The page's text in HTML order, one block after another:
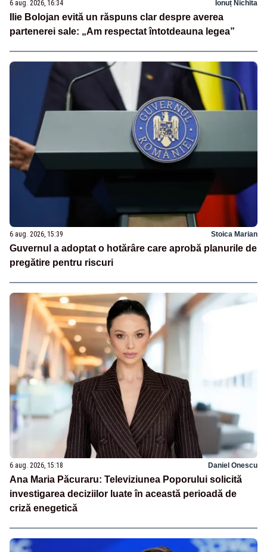
6 aug. 2026, 16:34 Ionuț Nichita
Ilie Bolojan evită un răspuns clar despre averea
partenerei sale: „Am respectat întotdeauna legea”
6 aug. 2026, 15:39 Stoica Marian
Guvernul a adoptat o hotărâre care aprobă planurile de
pregătire pentru riscuri
6 aug. 2026, 15:18 Daniel Onescu
Ana Maria Păcuraru: Televiziunea Poporului solicită
investigarea deciziilor luate în această perioadă de
criză enegetică